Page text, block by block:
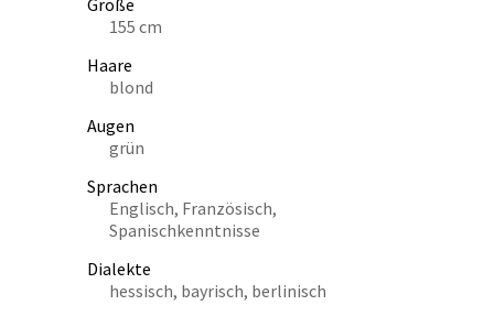
155 cm
Haare
blond
Augen
grün
Sprachen
Englisch, Französisch,
Spanischkenntnisse
Dialekte
hessisch, bayrisch, berlinisch